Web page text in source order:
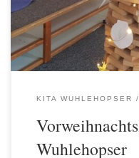
Nikolaussocken gesteckt
KITA WUHLEHOPSER
Wuhlehopser